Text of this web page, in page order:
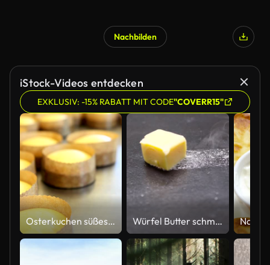
Nachbilden
iStock-Videos entdecken
EXKLUSIV: -15% RABATT MIT CODE"COVERR15"
Osterkuchen süßes Brot Teig auf Arbeitsplatte, nah oben schwenken Würfel Butter schmelzen Sizzling Browning in Antihaft Pfanne Pfanne in Zeitlupe, Vorbereitung für das Kochen - 50 FPS